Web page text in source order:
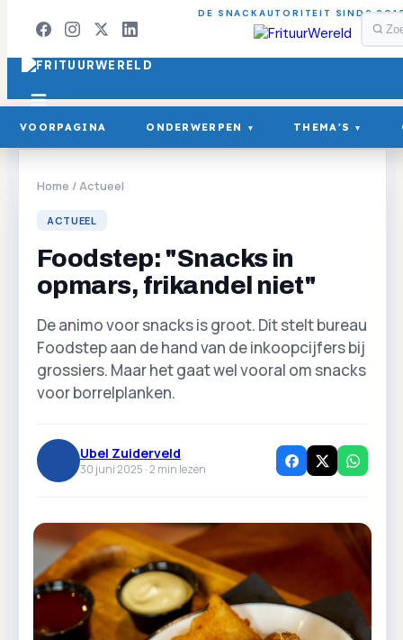
DE SNACKAUTORITEIT SINDS
VOORPAGINA ONDERWERPEN ▾ THEMA'S ▾
Home /Actueel
ACTUEEL
Foodstep: "Snacks in
opmars, frikandel niet"
De animo voor snacks is groot. Dit stelt bureau
Foodstep aan de hand van de inkoopcijfers bij
grossiers. Maar het gaat wel vooral om snacks
voor borrelplanken.
Ubel Zuiderveld
30 juni 2025 ·2 min lezen